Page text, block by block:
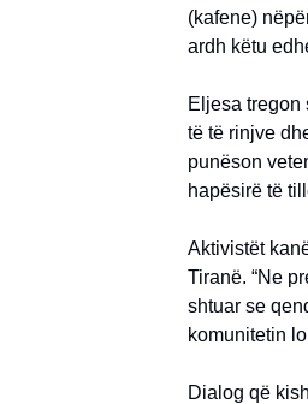
(kafene)
ardh këtu
Eljesa tregon
të të rinjve
punëson
hapësirë të
Aktivistët
Tiranë. “Ne
shtuar se
komunitetin
Dialog që